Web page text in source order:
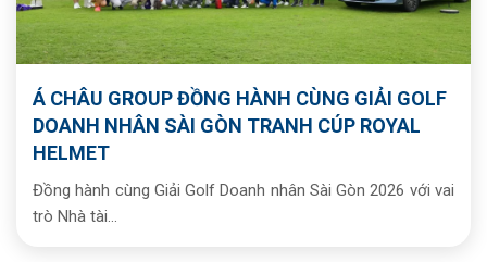
Á CHÂU GROUP ĐỒNG HÀNH CÙNG GIẢI GOLF
DOANH NHÂN SÀI GÒN TRANH CÚP ROYAL
HELMET
Đồng hành cùng Giải Golf Doanh nhân Sài Gòn 2026 với vai
trò Nhà tài...